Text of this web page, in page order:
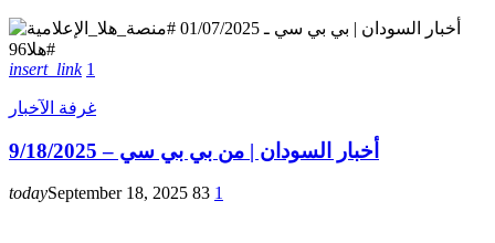
insert_link 1
غرفة الآخبار
أخبار السودان | من بي بي سي – 9/18/2025
todaySeptember 18, 2025 83 1